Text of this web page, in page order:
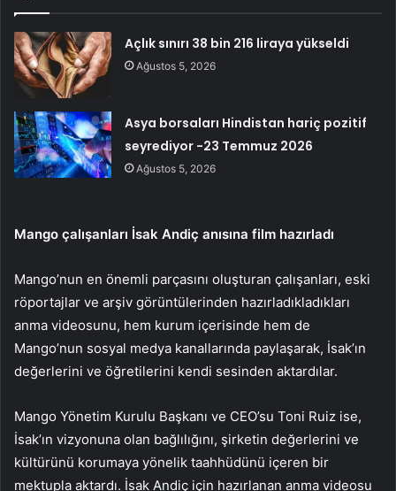
Açlık sınırı 38 bin 216 liraya yükseldi
Ağustos 5, 2026
Asya borsaları Hindistan hariç pozitif
seyrediyor -23 Temmuz 2026
Ağustos 5, 2026
Mango çalışanları İsak Andiç anısına film hazırladı
Mango’nun en önemli parçasını oluşturan çalışanları, eski
röportajlar ve arşiv görüntülerinden hazırladıkladıkları
anma videosunu, hem kurum içerisinde hem de
Mango’nun sosyal medya kanallarında paylaşarak, İsak’ın
değerlerini ve öğretilerini kendi sesinden aktardılar.
Mango Yönetim Kurulu Başkanı ve CEO’su Toni Ruiz ise,
İsak’ın vizyonuna olan bağlılığını, şirketin değerlerini ve
kültürünü korumaya yönelik taahhüdünü içeren bir
mektupla aktardı. İsak Andiç için hazırlanan anma videosu